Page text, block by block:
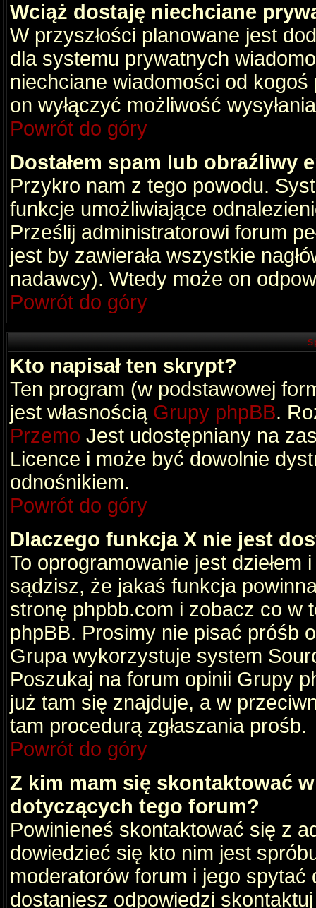
Wciąż dostaję niechciane
W przyszłości planowane jest
dla systemu prywatnych
niechciane wiadomości od
on wyłączyć możliwość
Powrót do góry
Dostałem spam lub obraźliwy
Przykro nam z tego powodu.
funkcje umożliwiające
Prześlij administratorowi forum
jest by zawierała wszystkie
nadawcy). Wtedy może on
Powrót do góry
Kto napisał ten skrypt?
Ten program (w podstawowej
jest własnością Grupy phpBB.
Przemo Jest udostępniany na
Licence i może być dowolnie
odnośnikiem.
Powrót do góry
Dlaczego funkcja X nie jest
To oprogramowanie jest dziełem
sądzisz, że jakaś funkcja
stronę phpbb.com i zobacz co w
phpBB. Prosimy nie pisać próśb
Grupa wykorzystuje system
Poszukaj na forum opinii Grupy
już tam się znajduje, a w
tam procedurą zgłaszania prośb.
Powrót do góry
Z kim mam się skontaktować
dotyczących tego forum?
Powinieneś skontaktować się z
dowiedzieć się kto nim jest
moderatorów forum i jego
dostaniesz odpowiedzi